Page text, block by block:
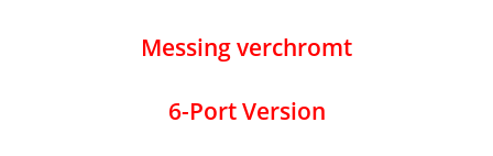
Messing verchromt
6-Port Version